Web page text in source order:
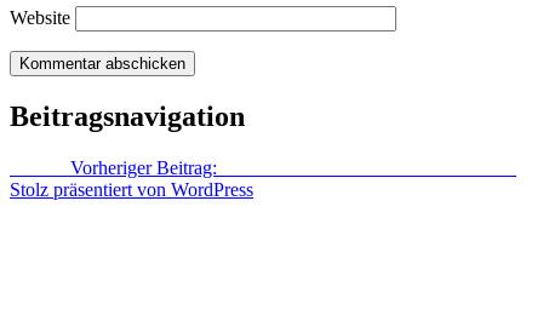
Website
Beitragsnavigation
Vorheriger Beitrag:
Stolz präsentiert von WordPress